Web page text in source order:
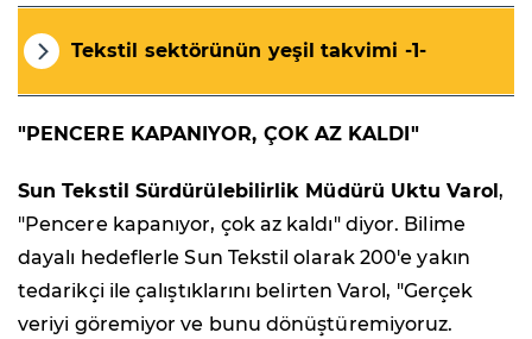
Tekstil sektörünün yeşil takvimi -1-
"PENCERE KAPANIYOR, ÇOK AZ KALDI"
Sun Tekstil Sürdürülebilirlik Müdürü Uktu Varol,
"Pencere kapanıyor, çok az kaldı" diyor. Bilime
dayalı hedeflerle Sun Tekstil olarak 200'e yakın
tedarikçi ile çalıştıklarını belirten Varol, "Gerçek
veriyi göremiyor ve bunu dönüştüremiyoruz.